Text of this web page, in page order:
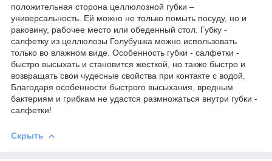
положительная сторона целлюлозной губки –
универсальность. Ей можно не только помыть посуду, но и
раковину, рабочее место или обеденный стол. Губку -
салфетку из целлюлозы Голубушка можно использовать
только во влажном виде. Особенность губки - салфетки -
быстро высыхать и становится жесткой, но также быстро и
возвращать свои чудесные свойства при контакте с водой.
Благодаря особенности быстрого высыхания, вредным
бактериям и грибкам не удастся размножаться внутри губки -
салфетки!
Скрыть